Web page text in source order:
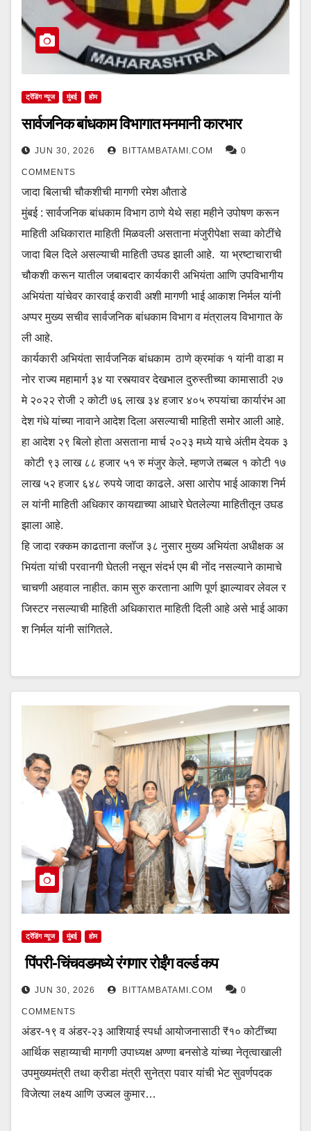
ट्रेंडिंग न्यूज मुंबई होम
सार्वजनिक बांधकाम विभागात मनमानी कारभार
JUN 30, 2026 BITTAMBATAMI.COM 0
COMMENTS
जादा बिलाची चौकशीची मागणी रमेश औताडे
मुंबई : सार्वजनिक बांधकाम विभाग ठाणे येथे सहा महीने उपोषण करून
माहिती अधिकारात माहिती मिळवली असताना मंजुरीपेक्षा सव्वा कोटींचे
जादा बिल दिले असल्याची माहिती उघड झाली आहे. या भ्रष्टाचाराची
चौकशी करून यातील जबाबदार कार्यकारी अभियंता आणि उपविभागीय
अभियंता यांचेवर कारवाई करावी अशी मागणी भाई आकाश निर्मल यांनी
अप्पर मुख्य सचीव सार्वजनिक बांधकाम विभाग व मंत्रालय विभागात के
ली आहे.
कार्यकारी अभियंता सार्वजनिक बांधकाम ठाणे क्रमांक १ यांनी वाडा म
नोर राज्य महामार्ग ३४ या रस्त्यावर देखभाल दुरुस्तीच्या कामासाठी २७
मे २०२२ रोजी २ कोटी ७६ लाख ३४ हजार ४०५ रुपयांचा कार्यारंभ आ
देश गंधे यांच्या नावाने आदेश दिला असल्याची माहिती समोर आली आहे.
हा आदेश २९ बिलो होता असताना मार्च २०२३ मध्ये याचे अंतीम देयक ३
कोटी ९३ लाख ८८ हजार ५१ रु मंजुर केले. म्हणजे तब्बल १ कोटी १७
लाख ५२ हजार ६४८ रुपये जादा काढले. असा आरोप भाई आकाश निर्म
ल यांनी माहिती अधिकार कायद्याच्या आधारे घेतलेल्या माहितीतून उघड
झाला आहे.
हि जादा रक्कम काढताना क्लॉज ३८ नुसार मुख्य अभियंता अधीक्षक अ
भियंता यांची परवानगी घेतली नसून संदर्भ एम बी नोंद नसल्याने कामाचे
चाचणी अहवाल नाहीत. काम सुरु करताना आणि पूर्ण झाल्यावर लेवल र
जिस्टर नसल्याची माहिती अधिकारात माहिती दिली आहे असे भाई आका
श निर्मल यांनी सांगितले.
ट्रेंडिंग न्यूज मुंबई होम
पिंपरी-चिंचवडमध्ये रंगणार रोईंग वर्ल्ड कप
JUN 30, 2026 BITTAMBATAMI.COM 0
COMMENTS
अंडर-१९ व अंडर-२३ आशियाई स्पर्धा आयोजनासाठी ₹१० कोटींच्या
आर्थिक सहाय्याची मागणी उपाध्यक्ष अण्णा बनसोडे यांच्या नेतृत्वाखाली
उपमुख्यमंत्री तथा क्रीडा मंत्री सुनेत्रा पवार यांची भेट सुवर्णपदक
विजेत्या लक्ष्य आणि उज्वल कुमार…